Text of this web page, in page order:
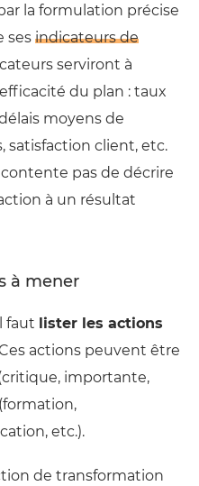
la formulation précise
ses indicateurs de
serviront à
du plan : taux
moyens de
satisfaction client, etc.
pas de décrire
à un résultat
à mener
faut lister les actions
actions peuvent être
importante,
etc.).
de transformation